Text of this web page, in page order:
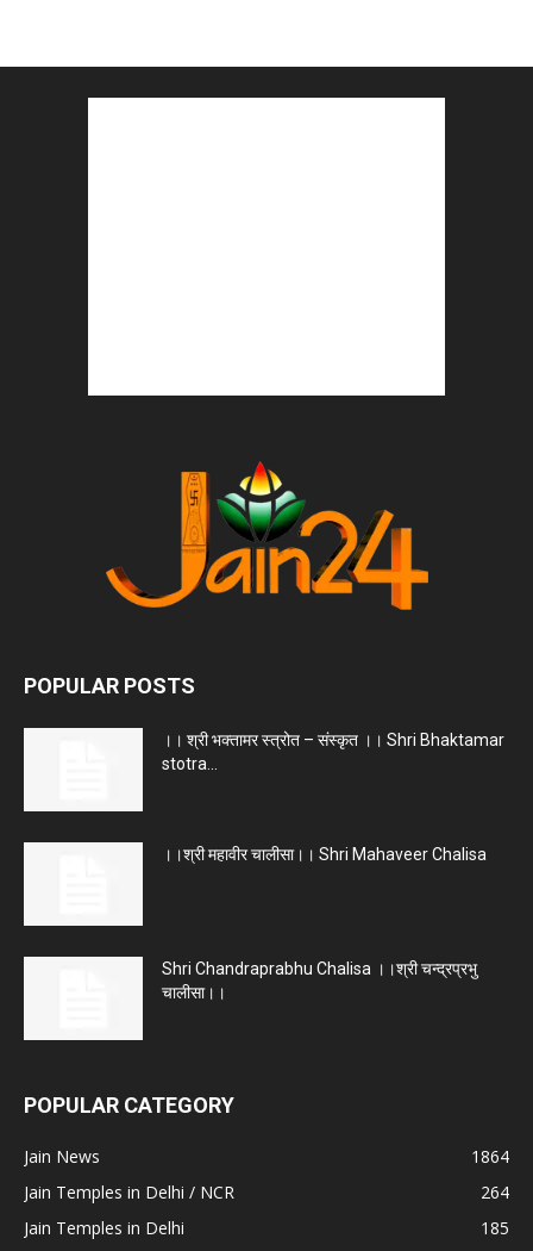
POPULAR POSTS
।। श्री भक्तामर स्त्रोत – संस्कृत ।। Shri Bhaktamar
stotra...
।।श्री महावीर चालीसा।। Shri Mahaveer Chalisa
Shri Chandraprabhu Chalisa ।।श्री चन्द्रप्रभु
चालीसा।।
POPULAR CATEGORY
Jain News
1864
Jain Temples in Delhi / NCR
264
Jain Temples in Delhi
185